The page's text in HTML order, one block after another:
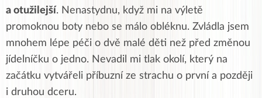
a otužilejší. Nenastydnu, když mi na výletě
promoknou boty nebo se málo obléknu. Zvládla jsem
mnohem lépe péči o dvě malé děti než před změnou
jídelníčku o jedno. Nevadil mi tlak okolí, který na
začátku vytvářeli příbuzní ze strachu o první a později
i druhou dceru.